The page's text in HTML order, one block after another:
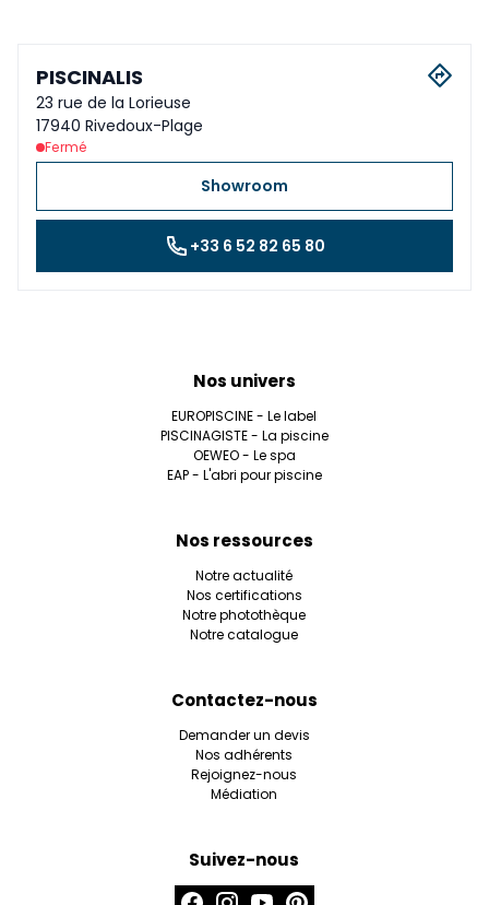
PISCINALIS
23 rue de la Lorieuse
17940 Rivedoux-Plage
Fermé
Showroom
+33 6 52 82 65 80
Nos univers
EUROPISCINE - Le label
PISCINAGISTE - La piscine
OEWEO - Le spa
EAP - L'abri pour piscine
Nos ressources
Notre actualité
Nos certifications
Notre photothèque
Notre catalogue
Contactez-nous
Demander un devis
Nos adhérents
Rejoignez-nous
Médiation
Suivez-nous